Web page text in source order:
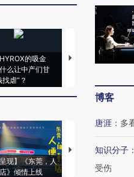
的吸金
么让中产们甘
虐”？
马航飞行员跨国走私
呈现】《东莞，人
》倾情上线
【推广】走进第四
博客
唐涯 ： 多
知识分子 ：
受伤